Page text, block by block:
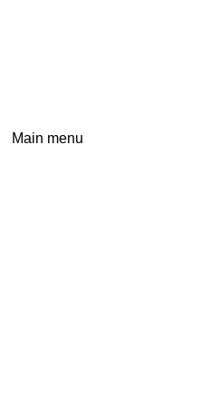
Main menu